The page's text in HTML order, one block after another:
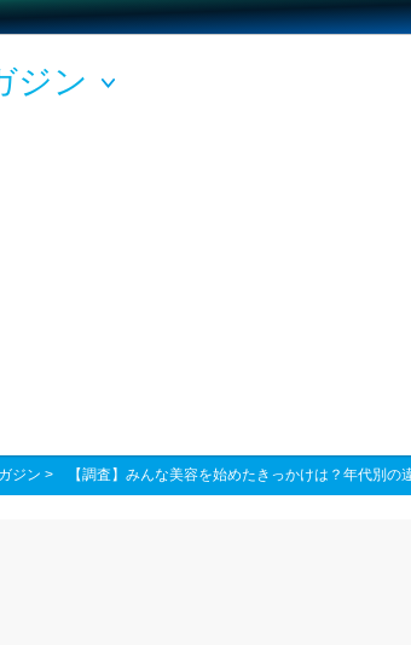
ジン
ジン > 【調査】みんな美容を始めたきっかけは？年代別の